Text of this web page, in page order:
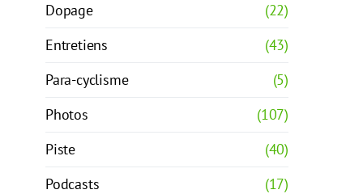
Dopage
(22)
Entretiens
(43)
Para-cyclisme
(5)
Photos
(107)
Piste
(40)
Podcasts
(17)